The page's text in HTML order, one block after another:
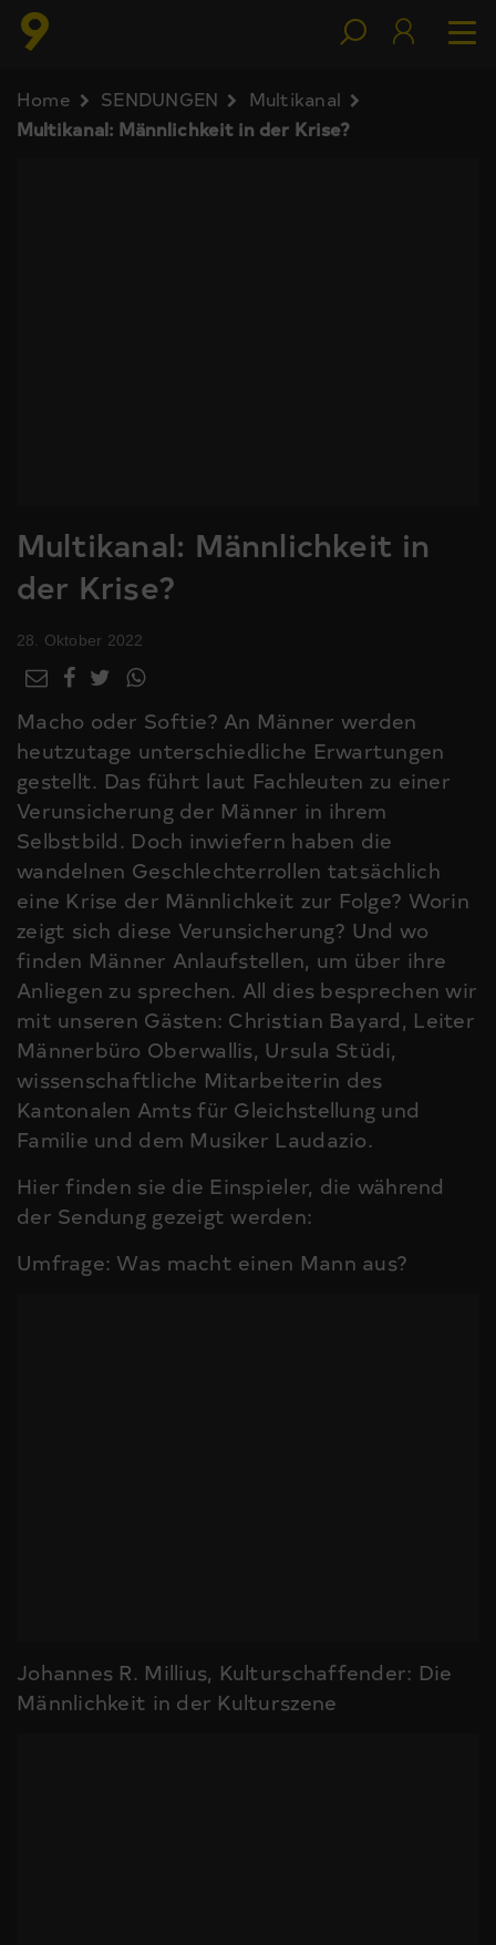
Home SENDUNGEN
Multikanal
Multikanal: Männlichkeit in der Krise?
Multikanal: Männlichkeit in
der Krise?
28. Oktober 2022
Macho oder Softie? An Männer werden
heutzutage unterschiedliche Erwartungen
gestellt. Das führt laut Fachleuten zu einer
Verunsicherung der Männer in ihrem
Selbstbild. Doch inwiefern haben die
wandelnen Geschlechterrollen tatsächlich
eine Krise der Männlichkeit zur Folge? Worin
zeigt sich diese Verunsicherung? Und wo
finden Männer Anlaufstellen, um über ihre
Anliegen zu sprechen. All dies besprechen wir
mit unseren Gästen: Christian Bayard, Leiter
Männerbüro Oberwallis, Ursula Stüdi,
wissenschaftliche Mitarbeiterin des
Kantonalen Amts für Gleichstellung und
Familie und dem Musiker Laudazio.
Hier finden sie die Einspieler, die während
der Sendung gezeigt werden:
Umfrage: Was macht einen Mann aus?
Johannes R. Millius, Kulturschaffender: Die
Männlichkeit in der Kulturszene